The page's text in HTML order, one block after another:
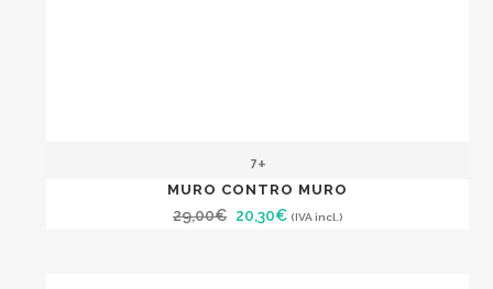
7+
MURO CONTRO MURO
29,00€ Il
20,30€Il(IVA incl.)